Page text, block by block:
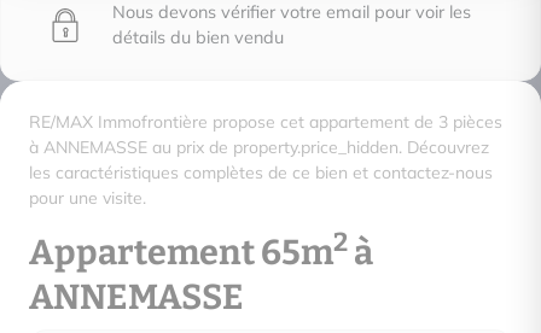
Nous devons vérifier votre email pour voir les
détails du bien vendu
RE/MAX Immofrontière propose cet appartement de 3 pièces
à ANNEMASSE au prix de property.price_hidden. Découvrez
les caractéristiques complètes de ce bien et contactez-nous
pour une visite.
Appartement 65m2 à
ANNEMASSE